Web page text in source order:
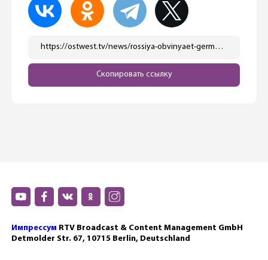
https://ostwest.tv/news/rossiya-obvinyaet-germaniju-v-pomoshhi-navalnomu-pri-sozdanii-filma-o-dvorce-putina/
Скопировать ссылку
Импрессум RTV Broadcast & Content Management GmbH
Detmolder Str. 67, 10715 Berlin, Deutschland